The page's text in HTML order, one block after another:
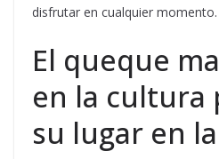
disfrutar en cualquier momento.
El queque
en la cultura
su lugar en